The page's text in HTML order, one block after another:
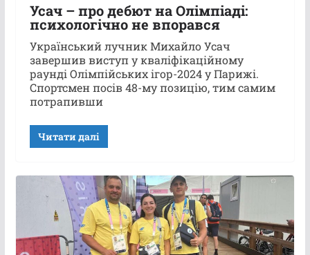
Усач – про дебют на Олімпіаді:
психологічно не впорався
Український лучник Михайло Усач
завершив виступ у кваліфікаційному
раунді Олімпійських ігор-2024 у Парижі.
Спортсмен посів 48-му позицію, тим самим
потрапивши
Читати далі